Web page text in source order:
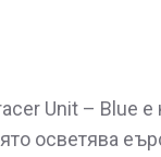
Unit – Blue
осветява